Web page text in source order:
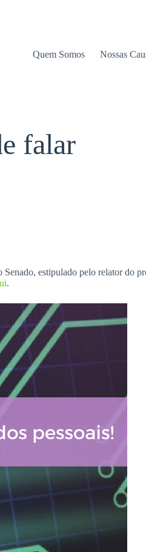
Quem Somos Nossas
falar
estipulado pelo relator do
.